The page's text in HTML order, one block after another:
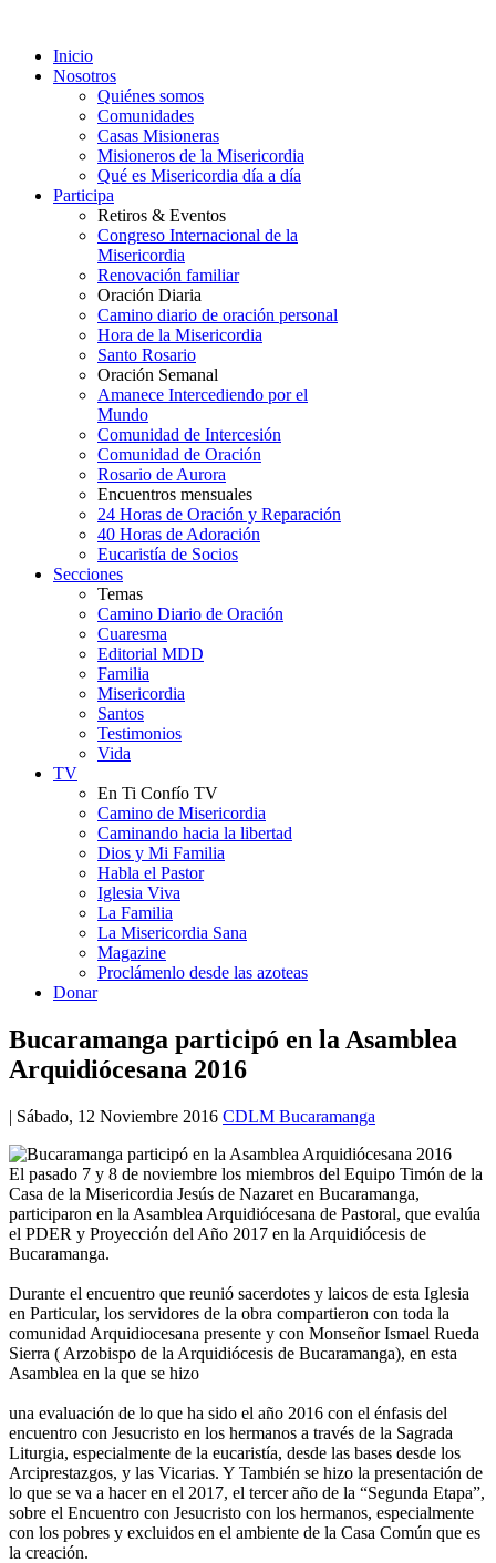
Inicio
Nosotros
Quiénes somos
Comunidades
Casas Misioneras
Misioneros de la Misericordia
Qué es Misericordia día a día
Participa
Retiros & Eventos
Congreso Internacional de la
Misericordia
Renovación familiar
Oración Diaria
Camino diario de oración personal
Hora de la Misericordia
Santo Rosario
Oración Semanal
Amanece Intercediendo por el
Mundo
Comunidad de Intercesión
Comunidad de Oración
Rosario de Aurora
Encuentros mensuales
24 Horas de Oración y Reparación
40 Horas de Adoración
Eucaristía de Socios
Secciones
Temas
Camino Diario de Oración
Cuaresma
Editorial MDD
Familia
Misericordia
Santos
Testimonios
Vida
TV
En Ti Confío TV
Camino de Misericordia
Caminando hacia la libertad
Dios y Mi Familia
Habla el Pastor
Iglesia Viva
La Familia
La Misericordia Sana
Magazine
Proclámenlo desde las azoteas
Donar
Bucaramanga participó en la Asamblea
Arquidiócesana 2016
| Sábado, 12 Noviembre 2016 CDLM Bucaramanga
El pasado 7 y 8 de noviembre los miembros del Equipo Timón de la
Casa de la Misericordia Jesús de Nazaret en Bucaramanga,
participaron en la Asamblea Arquidiócesana de Pastoral, que evalúa
el PDER y Proyección del Año 2017 en la Arquidiócesis de
Bucaramanga.
Durante el encuentro que reunió sacerdotes y laicos de esta Iglesia
en Particular, los servidores de la obra compartieron con toda la
comunidad Arquidiocesana presente y con Monseñor Ismael Rueda
Sierra ( Arzobispo de la Arquidiócesis de Bucaramanga), en esta
Asamblea en la que se hizo
una evaluación de lo que ha sido el año 2016 con el énfasis del
encuentro con Jesucristo en los hermanos a través de la Sagrada
Liturgia, especialmente de la eucaristía, desde las bases desde los
Arciprestazgos, y las Vicarias. Y También se hizo la presentación de
lo que se va a hacer en el 2017, el tercer año de la “Segunda Etapa”,
sobre el Encuentro con Jesucristo con los hermanos, especialmente
con los pobres y excluidos en el ambiente de la Casa Común que es
la creación.